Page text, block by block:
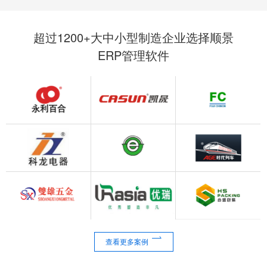
超过1200+大中小型制造企业选择顺景
ERP管理软件
查看更多案例 